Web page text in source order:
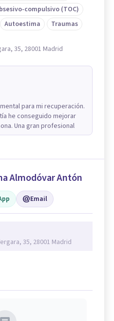
compulsivo (TOC)
Autoestima Traumas
35, 28001 Madrid
para mi recuperación.
he conseguido mejorar
Una gran profesional
Almodóvar Antón
Email
35, 28001 Madrid